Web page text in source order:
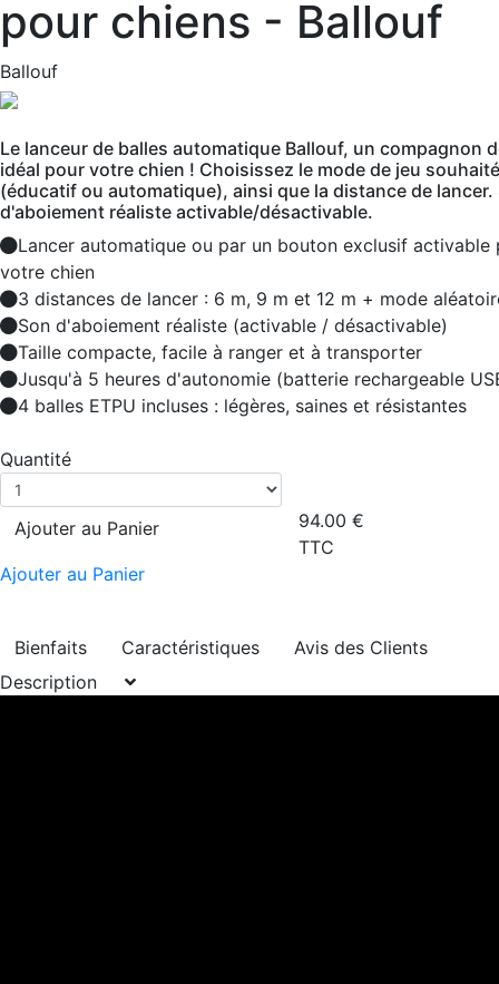
pour chiens - Ballouf
Ballouf
Le lanceur de balles automatique Ballouf, un compagnon
idéal pour votre chien ! Choisissez le mode de jeu souhaité
(éducatif ou automatique), ainsi que la distance de lancer.
d'aboiement réaliste activable/désactivable.
Lancer automatique ou par un bouton exclusif activable
votre chien
3 distances de lancer : 6 m, 9 m et 12 m + mode
Son d'aboiement réaliste (activable / désactivable)
Taille compacte, facile à ranger et à transporter
Jusqu'à 5 heures d'autonomie (batterie rechargeable
4 balles ETPU incluses : légères, saines et résistantes
Quantité
Ajouter au Panier
Ajouter au Panier
94.00 €
TTC
Bienfaits Caractéristiques
Avis des Clients
Description